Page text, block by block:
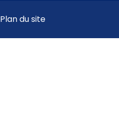
Plan du site